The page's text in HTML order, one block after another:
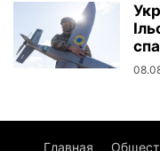
Главная